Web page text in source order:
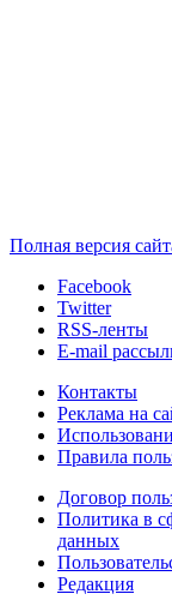
Полная версия
Facebook
Twitter
RSS-ленты
E-mail
Контакты
Реклама на
Правила
Договор
Политика в
данных
Редакция